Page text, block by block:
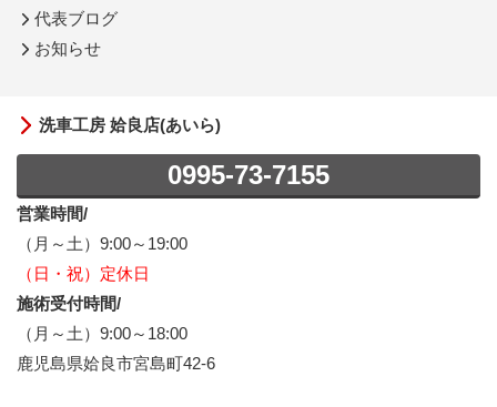
代表ブログ
お知らせ
洗車工房 姶良店(あいら)
0995-73-7155
営業時間/
（月～土）9:00～19:00
（日・祝）定休日
施術受付時間/
（月～土）9:00～18:00
鹿児島県姶良市宮島町42-6